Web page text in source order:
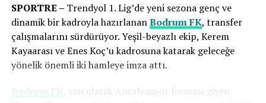
Eksik noktalarımıza çok iyi transferler
yaptık
Genç oyuncu vurgusu yapanBodrum FK
Ankara
, “Çok iyi bir kamp dönemi geçirdik, verimli bir
SPORTRE – Trendyol 1. Lig’de yeni sezona genç ve
dinamik bir kadroyla hazırlananBodrum FK, transfer
çalışmalarını sürdürüyor. Yeşil-beyazlı ekip, Kerem
Kayaarası ve Enes Koç’u kadrosuna katarak geleceğe
yönelik önemli iki hamleye imza attı.
Bodrum FK , son olarak Antalyaspor forması giyen